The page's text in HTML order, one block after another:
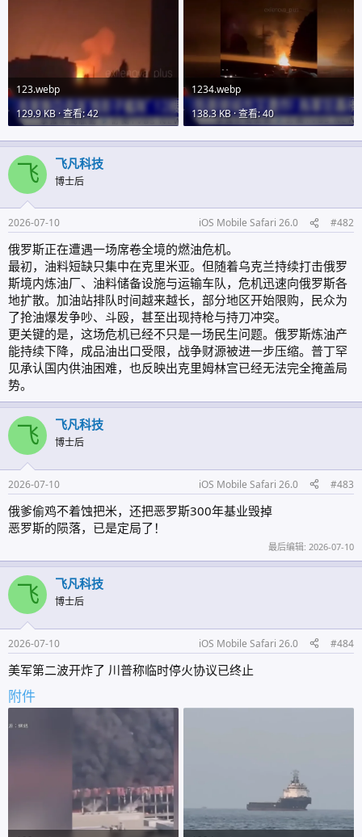
123.webp
129.9 KB · 查看: 42
1234.webp
138.3 KB · 查看: 40
飞 飞凡科技
博士后
2026-07-10 iOS Mobile Safari 26.0 #482
俄罗斯正在遭遇一场席卷全境的燃油危机。
最初，油料短缺只集中在克里米亚。但随着乌克兰持续打击俄罗
斯境内炼油厂、油料储备设施与运输车队，危机迅速向俄罗斯各
地扩散。加油站排队时间越来越长，部分地区开始限购，民众为
了抢油爆发争吵、斗殴，甚至出现持枪与持刀冲突。
更关键的是，这场危机已经不只是一场民生问题。俄罗斯炼油产
能持续下降，成品油出口受限，战争财源被进一步压缩。普丁罕
见承认国内供油困难，也反映出克里姆林宫已经无法完全掩盖局
势。
飞 飞凡科技
博士后
2026-07-10 iOS Mobile Safari 26.0 #483
俄爹偷鸡不着蚀把米，还把恶罗斯300年基业毁掉
恶罗斯的陨落，已是定局了！
最后编辑: 2026-07-10
飞 飞凡科技
博士后
2026-07-10 iOS Mobile Safari 26.0 #484
美军第二波开炸了 川普称临时停火协议已终止
附件